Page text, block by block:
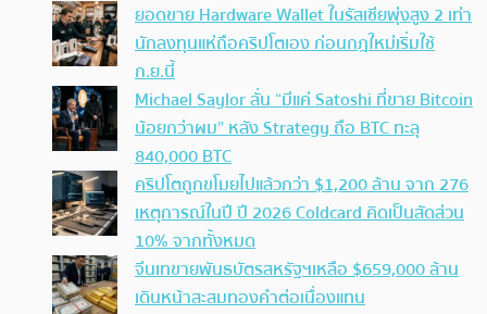
ยอดขาย Hardware Wallet ในรัสเซียพุ่งสูง 2 เท่า
นักลงทุนแห่ถือคริปโตเอง ก่อนกฎใหม่เริ่มใช้
ก.ย.นี้
Michael Saylor ลั่น “มีแค่ Satoshi ที่ขาย Bitcoin
น้อยกว่าผม” หลัง Strategy ถือ BTC ทะลุ
840,000 BTC
คริปโตถูกขโมยไปแล้วกว่า $1,200 ล้าน จาก 276
เหตุการณ์ในปี ปี 2026 Coldcard คิดเป็นสัดส่วน
10% จากทั้งหมด
จีนเทขายพันธบัตรสหรัฐฯเหลือ $659,000 ล้าน
เดินหน้าสะสมทองคำต่อเนื่องแทน